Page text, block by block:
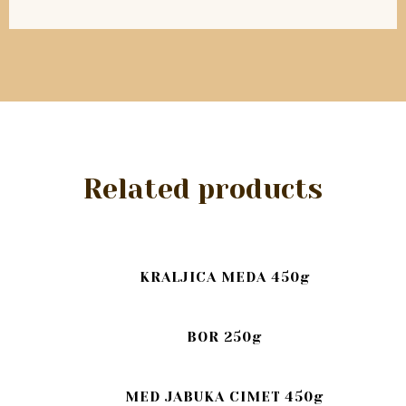
Related products
KRALJICA MEDA 450g
BOR 250g
MED JABUKA CIMET 450g